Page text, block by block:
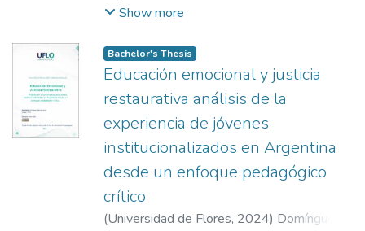
apego en niños institucionalizados en un
es relevante para la psicopedagogía ya que
permite repensar en las intervenciones y
estrategias psicopedagógicas para que los
niños no desarrollen tipos problemáticos de
apego a raíz de una historia de
institucionalización Respecto al aspecto
metodológico, se llevaron a cabo
entrevistas semiestructuradas a cuidadores
y psicopedagogas del hogar seleccionado.
Como resultado, se pudo determinar que
Show more
Bachelor's Thesis
Educación emocional y justicia
restaurativa análisis de la
experiencia de jóvenes
institucionalizados en Argentina
desde un enfoque pedagógico
crítico
(Universidad de Flores, 2024) Domínguez,